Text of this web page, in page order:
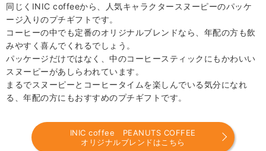
同じくINIC coffeeから、人気キャラクタースヌーピーのパッケ
ージ入りのプチギフトです。
コーヒーの中でも定番のオリジナルブレンドなら、年配の方も飲
みやすく喜んでくれるでしょう。
パッケージだけではなく、中のコーヒースティックにもかわいい
スヌーピーがあしらわれています。
まるでスヌーピーとコーヒータイムを楽しんでいる気分になれ
る、年配の方にもおすすめのプチギフトです。
INIC coffee PEANUTS COFFEE
オリジナルブレンドはこちら